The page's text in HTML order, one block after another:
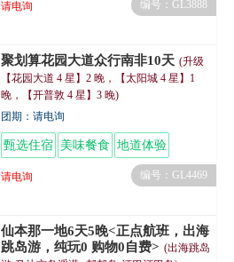
请电询
编号：GL3888
聚划算花园大道众行南非10天 (升级
【花园大道 4 星】2 晚，【太阳城 4 星】1
晚，【开普敦 4 星】3 晚)
团期：请电询
甄选住宿 美味餐食 地道体验
请电询
编号：GL4469
仙本那一地6天5晚<正点航班，出海
跳岛游，纯玩0 购物0自费> (出海跳岛